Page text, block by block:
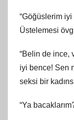
“Göğüslerim
Üstelemesi
“Belin de ince,
iyi bence! Sen
seksi bir
“Ya